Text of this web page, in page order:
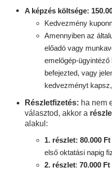
A képzés költsége:
Kedvezmény
Amennyiben az
előadó vagy
emelőgép-
befejezted, vagy
kedvezményt
Részletfizetés: ha nem
választod, akkor a
alakul:
1. részlet: 80.000 Ft
első oktatási napig
2. részlet: 70.000 Ft